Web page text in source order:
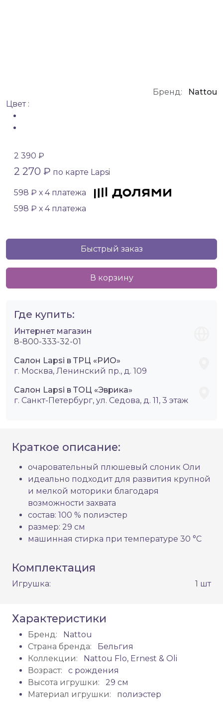
Бренд:
Nattou
Цвет :
2 390 ₽
2 270 ₽ по карте Lapsi
598 ₽ х 4 платежа
598 ₽ х 4 платежа
Быстрый заказ
В корзину
Где купить:
Интернет магазин
8-800-333-32-01
Салон Lapsi в ТРЦ «РИО»
г. Москва, Ленинский пр., д. 109
Салон Lapsi в ТОЦ «Эврика»
г. Санкт-Петербург, ул. Седова, д. 11, 3 этаж
Краткое описание:
очаровательный плюшевый слоник Оли
идеально подходит для развития крупной
и мелкой моторики благодаря
возможности захвата
состав: 100 % полиэстер
размер: 29 см
машинная стирка при температуре 30 °C
Комплектация
Игрушка: 1 шт
Характеристики
Бренд:
Nattou
Страна бренда:
Бельгия
Коллекции:
Nattou Flo, Ernest & Oli
Возраст:
с рождения
Высота игрушки:
29 см
Материал игрушки:
полиэстер